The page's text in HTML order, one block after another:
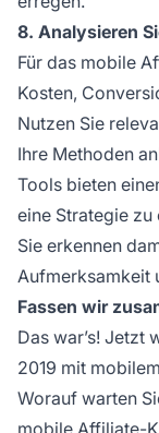
8. Analysieren
Für das mobile
Kosten,
Nutzen Sie
Ihre Methoden
Tools bieten
eine Strategie
Sie erkennen
Aufmerksamkeit
Fassen wir
Das war’s! Jetzt
2019 mit
Worauf warten
mobile Affiliate-